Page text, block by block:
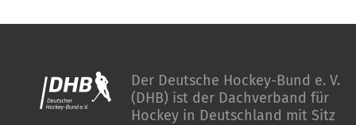
Der Deutsche Hockey-Bund e. V.
(DHB) ist der Dachverband für
Hockey in Deutschland mit Sitz